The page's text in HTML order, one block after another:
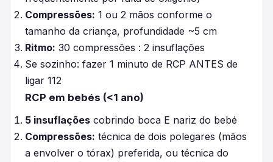
Compressões: 1 ou 2 mãos conforme o
tamanho da criança, profundidade ~5 cm
Ritmo: 30 compressões : 2 insuflações
Se sozinho: fazer 1 minuto de RCP ANTES de
ligar 112
RCP em bebés (<1 ano)
5 insuflações cobrindo boca E nariz do bebé
Compressões: técnica de dois polegares (mãos
a envolver o tórax) preferida, ou técnica do